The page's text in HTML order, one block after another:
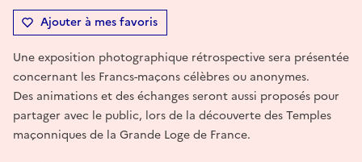
Ajouter à mes favoris
Une exposition photographique rétrospective sera présentée
concernant les Francs-maçons célèbres ou anonymes.
Des animations et des échanges seront aussi proposés pour
partager avec le public, lors de la découverte des Temples
maçonniques de la Grande Loge de France.